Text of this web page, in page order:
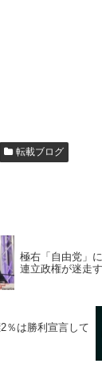
転載ブログ
極右「自由党」
連立政権が迷走
％は勝利宣言して